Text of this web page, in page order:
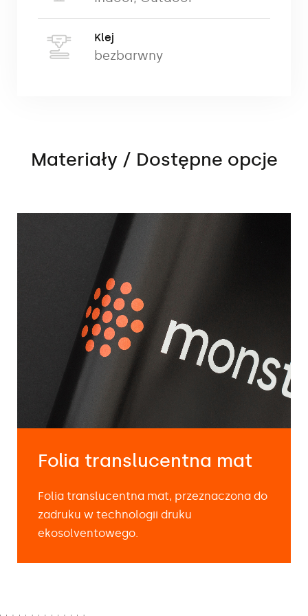
Folia translucentna jest folią
drukowaną w technologii druku
ekosolventowego. Maksymalna szerokość
Klej
bezbarwny
Materiały / Dostępne opcje
Folia translucentna mat
Folia translucentna mat, przeznaczona do
zadruku w technologii druku
ekosolventowego.